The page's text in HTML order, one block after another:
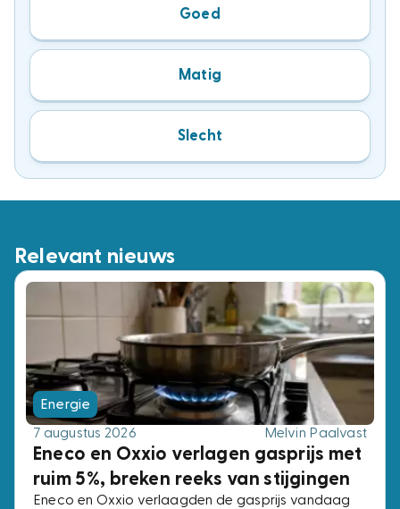
Goed
Matig
Slecht
Relevant nieuws
Energie
7 augustus 2026
Melvin Paalvast
Eneco en Oxxio verlagen gasprijs met
ruim 5%, breken reeks van stijgingen
Eneco en Oxxio verlaagden de gasprijs vandaag